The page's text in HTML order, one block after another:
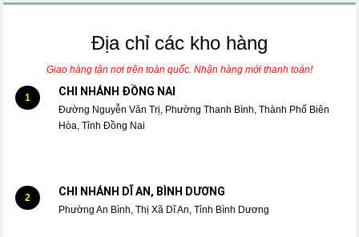
Địa chỉ các kho hàng
Giao hàng tận nơi trên toàn quốc. Nhận hàng mới thanh toán!
1 CHI NHÁNH ĐỒNG NAI
Đường Nguyễn Văn Trị, Phường Thanh Bình, Thành Phố Biên
Hòa, Tỉnh Đồng Nai
2 CHI NHÁNH DĨ AN, BÌNH DƯƠNG
Phường An Bình, Thị Xã Dĩ An, Tỉnh Bình Dương